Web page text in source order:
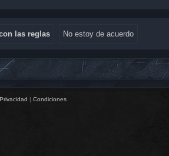
Privacidad | Condiciones